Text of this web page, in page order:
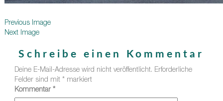
Previous Image
Next Image
Schreibe einen Kommentar
Deine E-Mail-Adresse wird nicht veröffentlicht. Erforderliche
Felder sind mit * markiert
Kommentar *